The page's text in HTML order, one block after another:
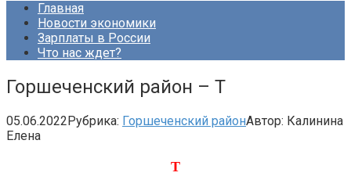
Главная
Новости экономики
Зарплаты в России
Что нас ждет?
Горшеченский район – Т
05.06.2022Рубрика: Горшеченский районАвтор: Калинина
Елена
Т